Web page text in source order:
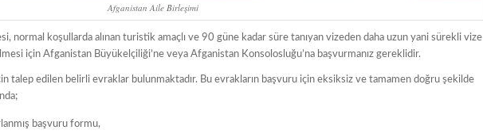
Afganistan Aile Birleşimi
normal koşullarda alınan turistik amaçlı ve 90 güne kadar süre tanıyan vizeden daha uzun yani sürekli vize
için Afganistan Büyükelçiliği’ne veya Afganistan Konsolosluğu’na başvurmanız gereklidir.
talep edilen belirli evraklar bulunmaktadır. Bu evrakların başvuru için eksiksiz ve tamamen doğru şekilde
başvuru formu,